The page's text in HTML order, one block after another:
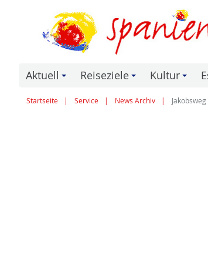
Aktuell Reiseziele Kultur
Startseite Service News Archiv